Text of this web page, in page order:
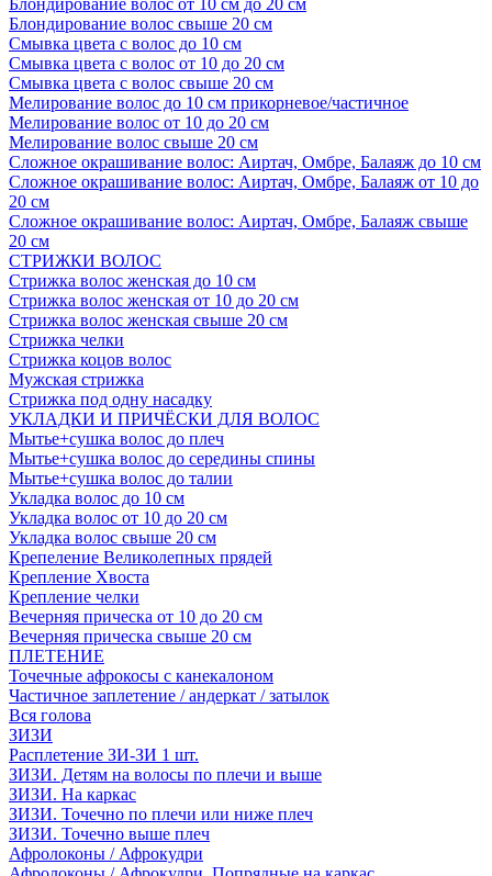
Блондирование волос от 10 см до 20 см
Блондирование волос свыше 20 см
Смывка цвета с волос до 10 см
Смывка цвета с волос от 10 до 20 см
Смывка цвета с волос свыше 20 см
Мелирование волос до 10 см прикорневое/частичное
Мелирование волос от 10 до 20 см
Мелирование волос свыше 20 см
Сложное окрашивание волос: Аиртач, Омбре, Балаяж до 10 см
Сложное окрашивание волос: Аиртач, Омбре, Балаяж от 10 до
20 см
Сложное окрашивание волос: Аиртач, Омбре, Балаяж свыше
20 см
СТРИЖКИ ВОЛОС
Стрижка волос женская до 10 см
Стрижка волос женская от 10 до 20 см
Стрижка волос женская свыше 20 см
Стрижка челки
Стрижка коцов волос
Мужская стрижка
Стрижка под одну насадку
УКЛАДКИ И ПРИЧЁСКИ ДЛЯ ВОЛОС
Мытье+сушка волос до плеч
Мытье+сушка волос до середины спины
Мытье+сушка волос до талии
Укладка волос до 10 см
Укладка волос от 10 до 20 см
Укладка волос свыше 20 см
Крепеление Великолепных прядей
Крепление Хвоста
Крепление челки
Вечерняя прическа от 10 до 20 см
Вечерняя прическа свыше 20 см
ПЛЕТЕНИЕ
Точечные афрокосы с канекалоном
Частичное заплетение / андеркат / затылок
Вся голова
ЗИЗИ
Расплетение ЗИ-ЗИ 1 шт.
ЗИЗИ. Детям на волосы по плечи и выше
ЗИЗИ. На каркас
ЗИЗИ. Точечно по плечи или ниже плеч
ЗИЗИ. Точечно выше плеч
Афролоконы / Афрокудри